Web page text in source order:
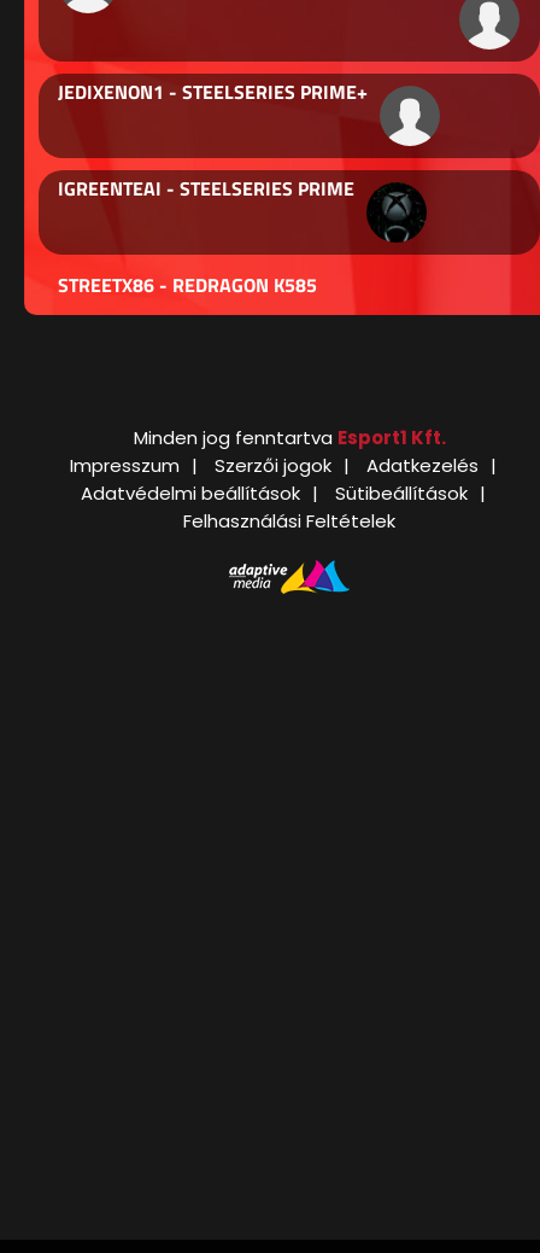
JEDIXENON1 - STEELSERIES PRIME+
IGREENTEAI - STEELSERIES PRIME
STREETX86 - REDRAGON K585
Minden jog fenntartva Esport1 Kft.
Impresszum
Szerzői jogok
Adatkezelés
Adatvédelmi beállítások
Sütibeállítások
Felhasználási Feltételek